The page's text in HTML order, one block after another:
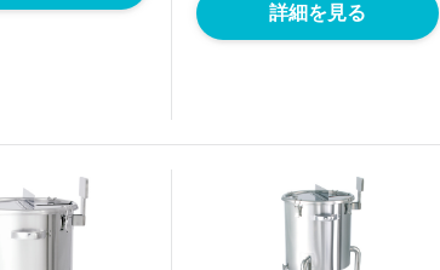
詳細を見る